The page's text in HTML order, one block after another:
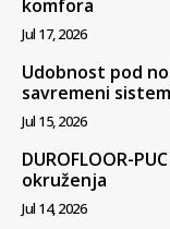
komfora
Jul 17, 2026
Udobnost pod
savremeni
Jul 15, 2026
DUROFLOOR-
okruženja
Jul 14, 2026